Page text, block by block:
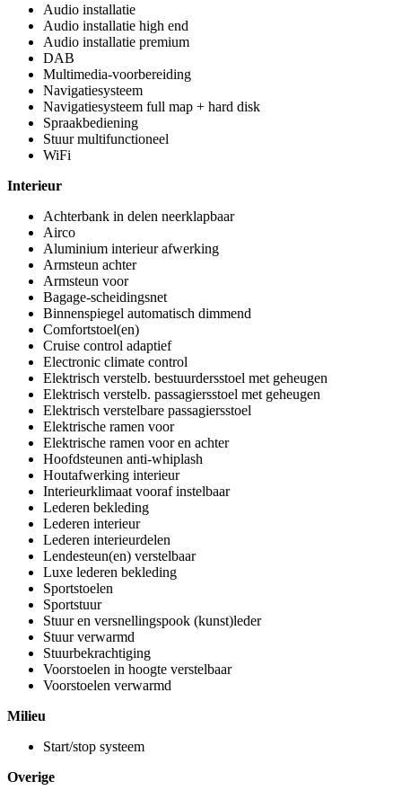
Audio installatie
Audio installatie high end
Audio installatie premium
DAB
Multimedia-voorbereiding
Navigatiesysteem
Navigatiesysteem full map + hard disk
Spraakbediening
Stuur multifunctioneel
WiFi
Interieur
Achterbank in delen neerklapbaar
Airco
Aluminium interieur afwerking
Armsteun achter
Armsteun voor
Bagage-scheidingsnet
Binnenspiegel automatisch dimmend
Comfortstoel(en)
Cruise control adaptief
Electronic climate control
Elektrisch verstelb. bestuurdersstoel met geheugen
Elektrisch verstelb. passagiersstoel met geheugen
Elektrisch verstelbare passagiersstoel
Elektrische ramen voor
Elektrische ramen voor en achter
Hoofdsteunen anti-whiplash
Houtafwerking interieur
Interieurklimaat vooraf instelbaar
Lederen bekleding
Lederen interieur
Lederen interieurdelen
Lendesteun(en) verstelbaar
Luxe lederen bekleding
Sportstoelen
Sportstuur
Stuur en versnellingspook (kunst)leder
Stuur verwarmd
Stuurbekrachtiging
Voorstoelen in hoogte verstelbaar
Voorstoelen verwarmd
Milieu
Start/stop systeem
Overige